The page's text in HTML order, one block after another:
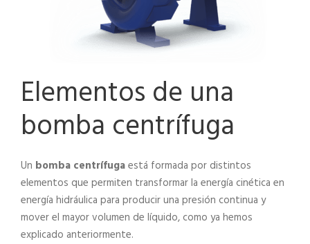
Elementos de una
bomba centrífuga
Un bomba centrífugaestá formada por distintos
elementos que permiten transformar la energía cinética en
energía hidráulica para producir una presión continua y
mover el mayor volumen de líquido, como ya hemos
explicado anteriormente.